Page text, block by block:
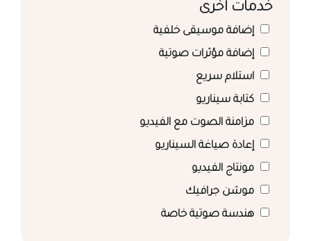
خدمات أخرى
إضافة موسيقى خلفية
إضافة مؤثرات صوتية
استلام سريع
كتابة سيناريو
مزامنة الصوت مع الفيديو
إعادة صياغة السيناريو
مونتاج الفيديو
موشن جرافيك
هندسة صوتية خاصة